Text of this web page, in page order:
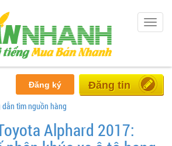
Đăng ký Miễn phí
dẫn tìm nguồn hàng
Alphard 2017: